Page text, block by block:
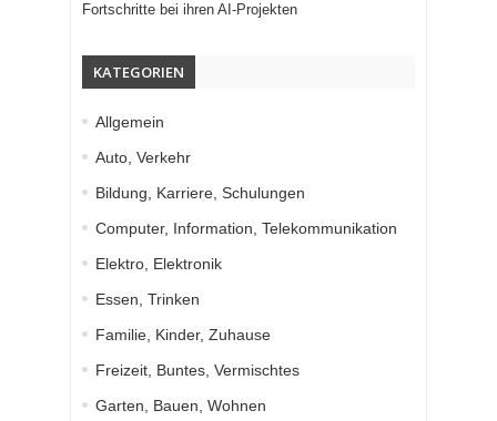
Fortschritte bei ihren AI-Projekten
KATEGORIEN
Allgemein
Auto, Verkehr
Bildung, Karriere, Schulungen
Computer, Information, Telekommunikation
Elektro, Elektronik
Essen, Trinken
Familie, Kinder, Zuhause
Freizeit, Buntes, Vermischtes
Garten, Bauen, Wohnen